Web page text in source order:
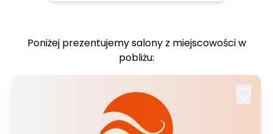
Poniżej prezentujemy salony z miejscowości w
pobliżu: